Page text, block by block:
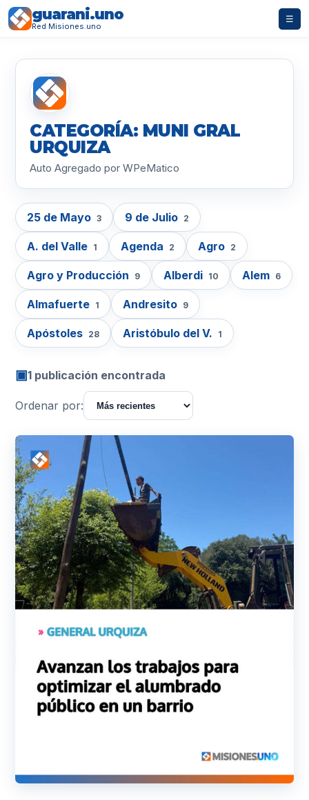
guarani.uno
Red Misiones.uno
☰
CATEGORÍA: MUNI GRAL
URQUIZA
Auto Agregado por WPeMatico
25 de Mayo 3 9 de Julio 2
A. del Valle 1 Agenda 2 Agro 2
Agro y Producción 9 Alberdi 10 Alem 6
Almafuerte 1 Andresito 9
Apóstoles 28 Aristóbulo del V. 1
▣1 publicación encontrada
Ordenar por: